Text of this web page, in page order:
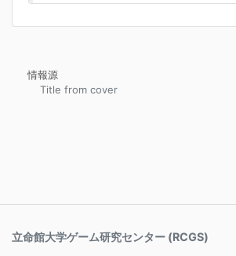
情報源
Title from cover
立命館大学ゲーム研究センター (RCGS)